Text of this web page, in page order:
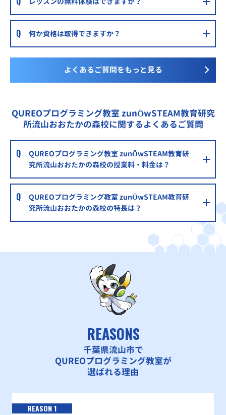
何か資格は取得できますか？
よくあるご質問をもっと見る
QUREOプログラミング教室 zunŌwSTEAM教育研究
所流山おおたかの森校に関するよくあるご質問
QUREOプログラミング教室 zunŌwSTEAM教育研
究所流山おおたかの森校の授業料・料金は？
QUREOプログラミング教室 zunŌwSTEAM教育研
究所流山おおたかの森校の特長は？
REASONS
千葉県流山市で
QUREOプログラミング教室が
選ばれる理由
REASON 1